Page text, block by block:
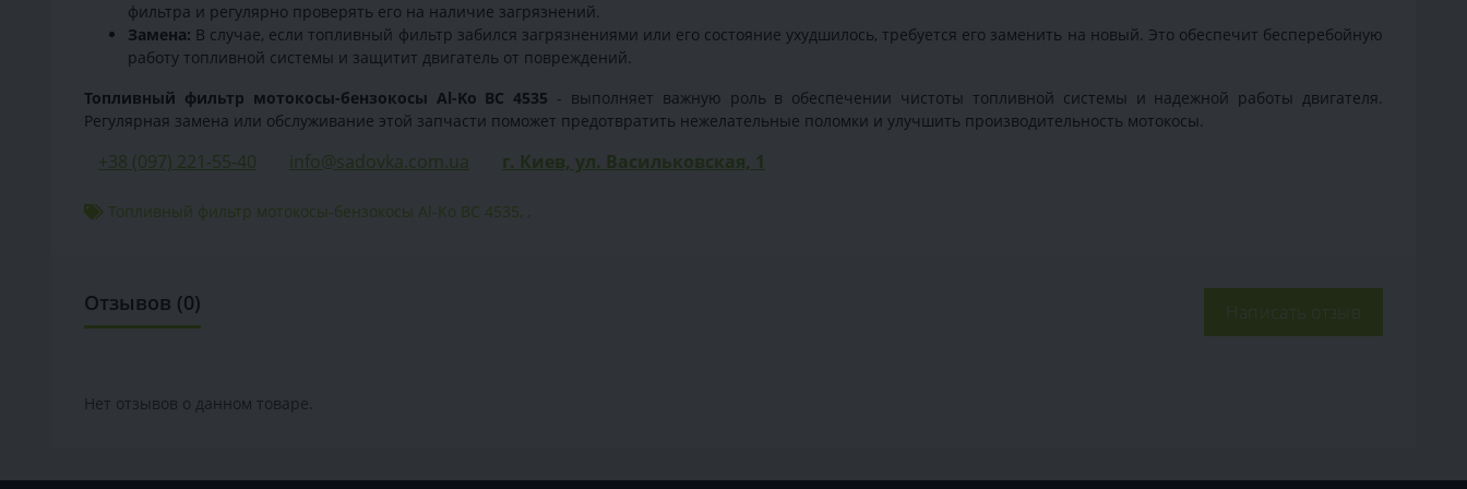
фильтра и регулярно проверять его на наличие загрязнений.
Замена: В случае, если топливный фильтр забился загрязнениями или его состояние ухудшилось, требуется его заменить на новый. Это обеспечит бесперебойную
работу топливной системы и защитит двигатель от повреждений.
Топливный фильтр мотокосы-бензокосы Al-Ko BC 4535 - выполняет важную роль в обеспечении чистоты топливной системы и надежной работы двигателя.
Регулярная замена или обслуживание этой запчасти поможет предотвратить нежелательные поломки и улучшить производительность мотокосы.
+38 (097) 221-55-40 info@sadovka.com.ua г. Киев, ул. Васильковская, 1
Топливный фильтр мотокосы-бензокосы Al-Ko BC 4535, ,
Отзывов (0) Написать отзыв
Нет отзывов о данном товаре.